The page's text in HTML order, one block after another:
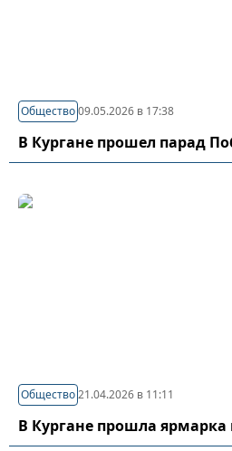
Общество09.05.2026 в 17:38
В Кургане прошел парад
Общество21.04.2026 в 11:11
В Кургане прошла ярмарка